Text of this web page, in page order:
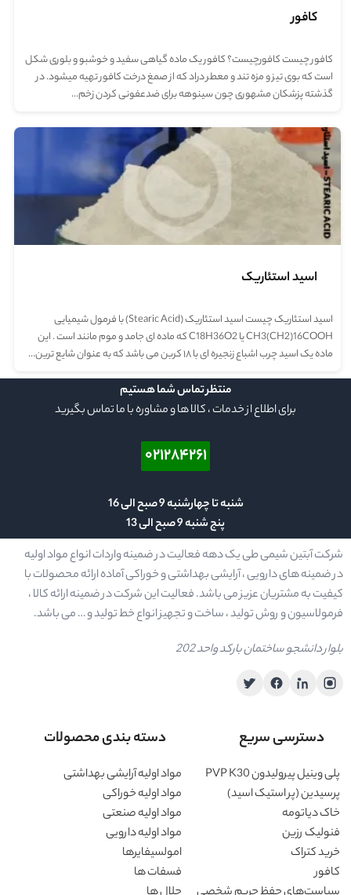
کافور
کافور چیست کافورچیست؟ کافور یک ماده گیاهی سفید و خوشبو و بلوری شکل
است که بوی تیز و مزه تند و معطر دراد که از صمغ درخت کافور تهیه میشود. در
گذشته پزشکان مشهوری چون سینوهه برای ضدعفونی کردن زخم…
اسید استئاریک
اسید استئاریک چیست اسید استئاریک (Stearic Acid) با فرمول شیمیایی
CH3(CH2)16COOH یا C18H36O2 که ماده ای جامد و موم مانند است . این
ماده یک اسید چرب اشباع زنجیره ای با ۱۸ کربن می باشد که به عنوان شایع ترین…
منتظر تماس شما هستیم
برای اطلاع از خدمات ، کالا ها و مشاوره با ما تماس بگیرید
۰۲۱۲۸۴۲۶۱
شنبه تا چهارشنبه 9 صبح الی 16
پنج شنبه 9 صبح الی 13
شرکت آبتین شیمی طی یک دهه فعالیت در ضمینه واردات انواع مواد اولیه
در ضمینه های دارویی ، آرایشی بهداشتی و خوراکی آماده ارائه محصولات با
کیفیت به مشتریان عزیز می باشد. فعالیت این شرکت در ضمینه ارائه کالا ،
فرمولاسیون و روش تولید ، ساخت و تجهیز انواع خط تولید و … می باشد.
بلوار دانشجو ساختمان بارکد واحد 202
دسترسی سریع
پلی وینیل پیرولیدون PVP K30
پرسیدین (پر استیک اسید)
خاک دیاتومه
فنولیک رزین
خرید کتراک
کافور
دسته بندی محصولات
مواد اولیه آرایشی بهداشتی
مواد اولیه خوراکی
مواد اولیه صنعتی
مواد اولیه دارویی
امولسیفایرها
فسفات ها